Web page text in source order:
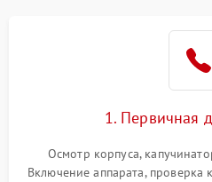
1. Первичная
Осмотр корпуса,
Включение аппарата,